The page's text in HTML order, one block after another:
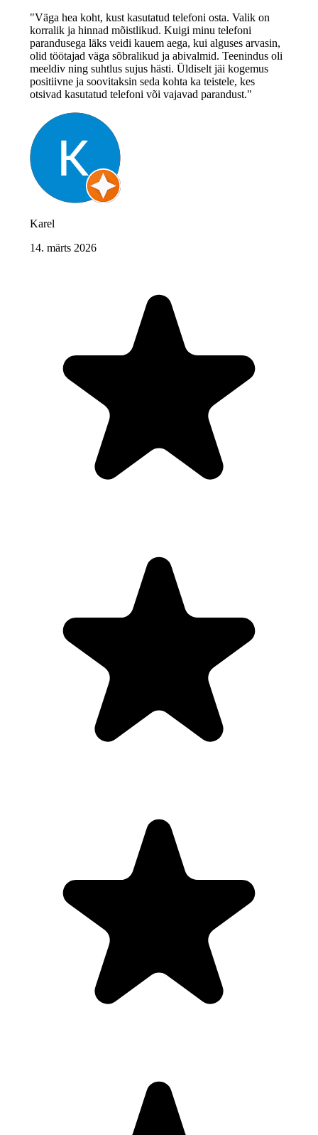
"Väga hea koht, kust kasutatud telefoni osta. Valik on
korralik ja hinnad mõistlikud. Kuigi minu telefoni
parandusega läks veidi kauem aega, kui alguses arvasin,
olid töötajad väga sõbralikud ja abivalmid. Teenindus oli
meeldiv ning suhtlus sujus hästi. Üldiselt jäi kogemus
positiivne ja soovitaksin seda kohta ka teistele, kes
otsivad kasutatud telefoni või vajavad parandust."
Karel
14. märts 2026